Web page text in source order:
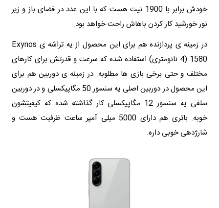
خودش برابر با 1900 نیت هست که با این عدد در فضای باز و زیر
نور خورشید کار کردن باهاش راحت خواهد بود.
در زمینه ی پردازنده هم برای این محصول از یه تراشه ی Exynos
1580 (4 نانومتری) استفاده شده که سرعت و قدرتش برای کارهای
مختلف و حتی برخی بازی ها مطلوبه. در زمینه ی دوربین هم برای
این محصول در دوربین اصلی یه سنسور 50 مگاپیکسلی و در دوربین
سلفی یه سنسور 12 مگاپیکسلی کار گذاشته شده که کیفیتشون
خوبه. باتری هم دارای 5000 میلی آمپر ساعت ظرفیت هست و
شارژدهی خوبی داره.